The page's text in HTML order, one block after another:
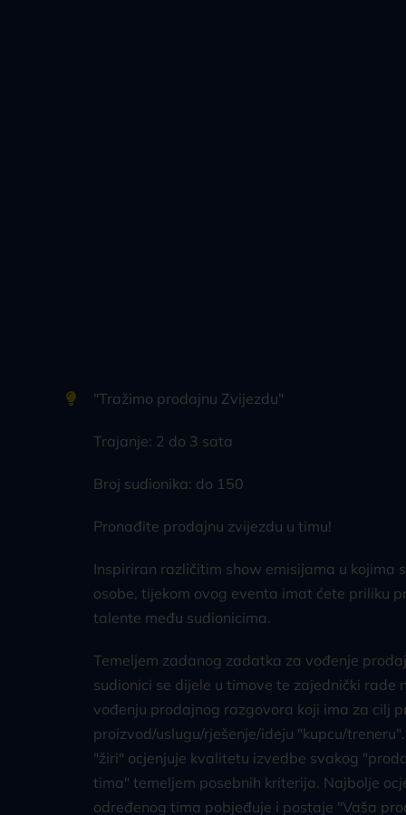
"Tražimo prodajnu Zvijezdu"
Trajanje: 2 do 3 sata
Broj sudionika: do 150
Pronađite prodajnu zvijezdu u timu!
Inspiriran različitim show emisijama u kojima
osobe, tijekom ovog eventa imat ćete priliku
talente među sudionicima.
Temeljem zadanog zadatka za vođenje
sudionici se dijele u timove te zajednički rade
vođenju prodajnog razgovora koji ima za cilj
proizvod/uslugu/rješenje/ideju "kupcu/
"žiri" ocjenjuje kvalitetu izvedbe svakog
tima" temeljem posebnih kriterija. Najbolje
određenog tima pobjeđuje i postaje "Vaša